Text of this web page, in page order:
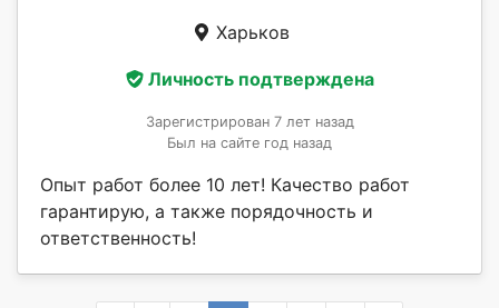
Харьков
Личность подтверждена
Зарегистрирован 7 лет назад
Был на сайте год назад
Опыт работ более 10 лет! Качество работ
гарантирую, а также порядочность и
ответственность!